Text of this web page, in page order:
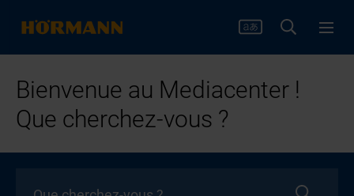
Bienvenue au Mediacenter !
Que cherchez-vous ?